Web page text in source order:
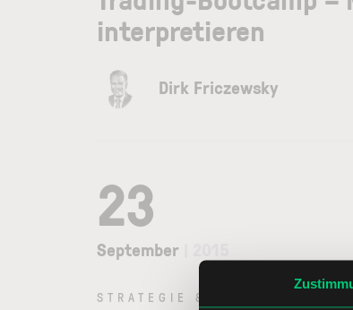
interpretieren
Dirk Friczewsky
23
September
STRATEGIE & TAKTIK